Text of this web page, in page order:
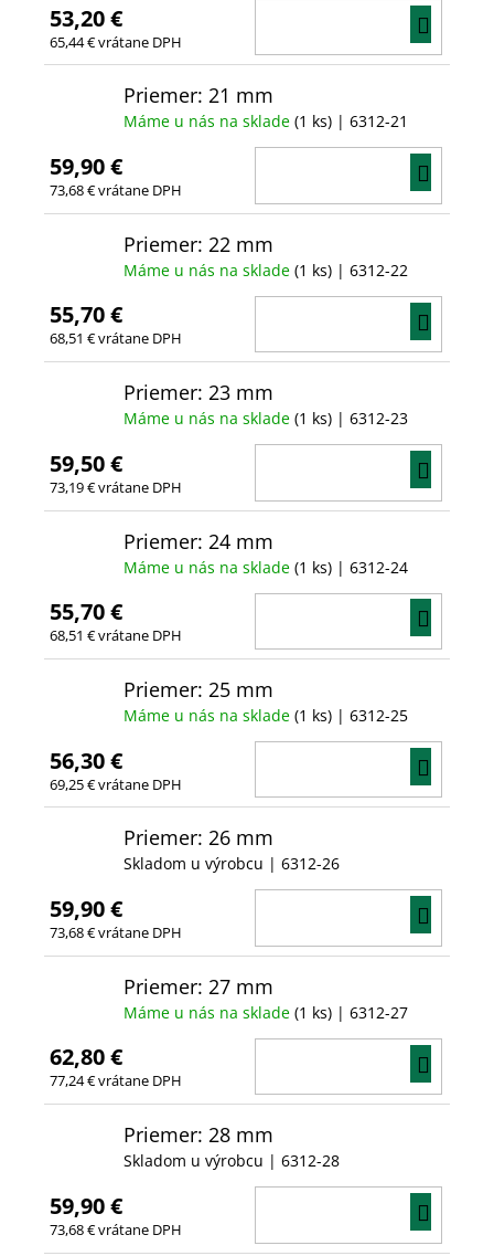
53,20 €
65,44 € vrátane DPH
Priemer: 21 mm
Máme u nás na sklade (1 ks) | 6312-21
59,90 €
73,68 € vrátane DPH
Priemer: 22 mm
Máme u nás na sklade (1 ks) | 6312-22
55,70 €
68,51 € vrátane DPH
Priemer: 23 mm
Máme u nás na sklade (1 ks) | 6312-23
59,50 €
73,19 € vrátane DPH
Priemer: 24 mm
Máme u nás na sklade (1 ks) | 6312-24
55,70 €
68,51 € vrátane DPH
Priemer: 25 mm
Máme u nás na sklade (1 ks) | 6312-25
56,30 €
69,25 € vrátane DPH
Priemer: 26 mm
Skladom u výrobcu | 6312-26
59,90 €
73,68 € vrátane DPH
Priemer: 27 mm
Máme u nás na sklade (1 ks) | 6312-27
62,80 €
77,24 € vrátane DPH
Priemer: 28 mm
Skladom u výrobcu | 6312-28
59,90 €
73,68 € vrátane DPH